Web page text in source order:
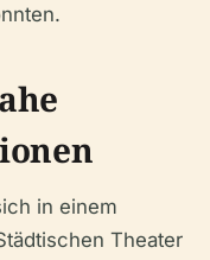
in einem
Theater